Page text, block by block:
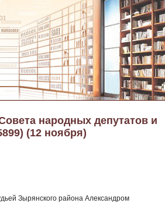
народных депутатов и
(12 ноября)
Зырянского района Александром